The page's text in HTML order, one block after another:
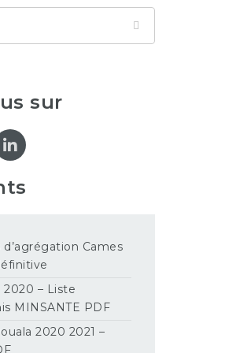
sur
Cames
2020 – Liste
MINSANTE PDF
2020 2021 –